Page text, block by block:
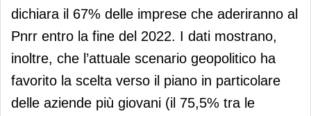
dichiara il 67% delle imprese che aderiranno al
Pnrr entro la fine del 2022. I dati mostrano,
inoltre, che l’attuale scenario geopolitico ha
favorito la scelta verso il piano in particolare
delle aziende più giovani (il 75,5% tra le